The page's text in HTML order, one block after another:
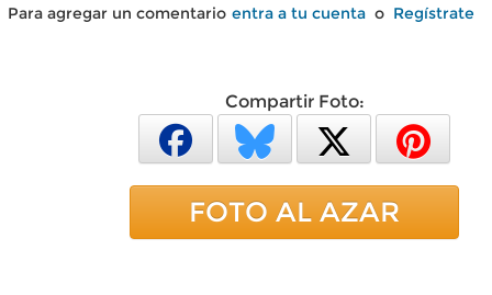
Para agregar un comentario entra a tu cuenta o Regístrate
Compartir Foto:
FOTO AL AZAR